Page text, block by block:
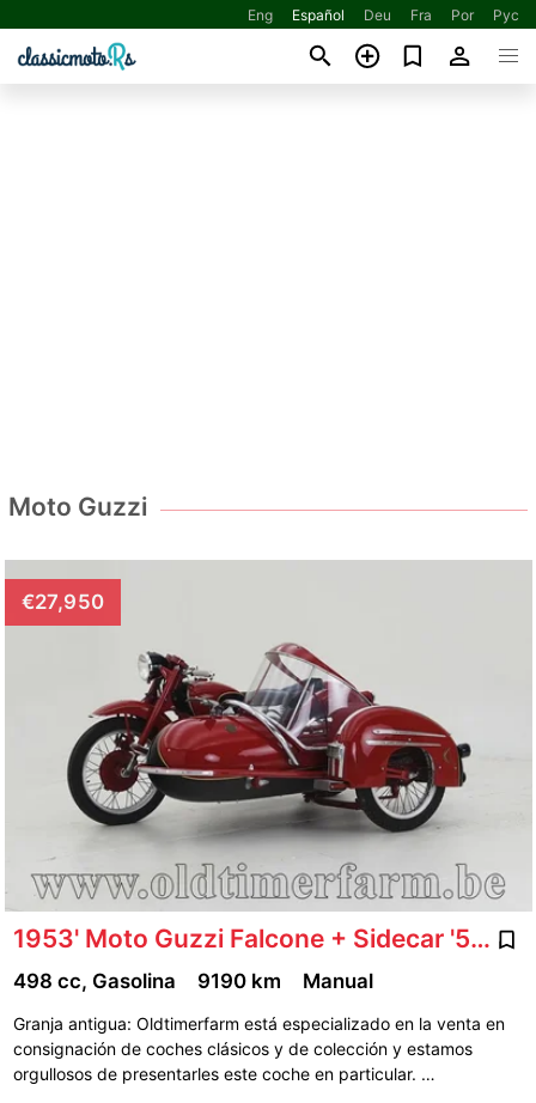
Eng Español Deu Fra Por Рус
Moto Guzzi
€27,950
1953' Moto Guzzi Falcone + Sidecar '53 CH2607
498 cc, Gasolina 9190 km Manual
Granja antigua: Oldtimerfarm está especializado en la venta en
consignación de coches clásicos y de colección y estamos
orgullosos de presentarles este coche en particular. …